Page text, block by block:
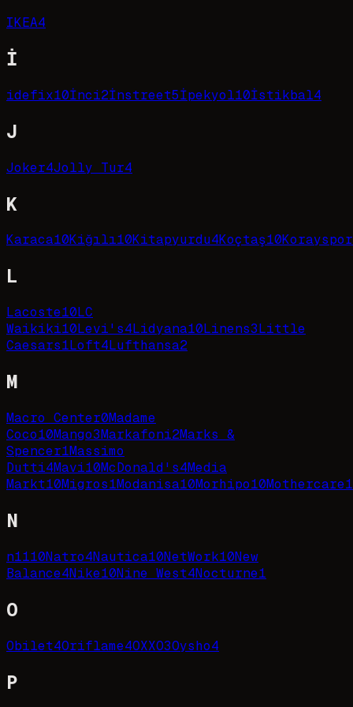
IKEA4
İ
idefix10İnci2İnstreet5İpekyol10İstikbal4
J
Joker4Jolly Tur4
K
Karaca10Kiğılı10Kitapyurdu4Koçtaş10Korayspor
L
Lacoste10LC
Waikiki10Levi's4Lidyana10Linens3Little
Caesars1Loft4Lufthansa2
M
Macro Center0Madame
Coco10Mango3Markafoni2Marks &
Spencer1Massimo
Dutti4Mavi10McDonald's4Media
Markt10Migros1Modanisa10Morhipo10Mothercare1
N
n1110Natro4Nautica10NetWork10New
Balance4Nike10Nine West4Nocturne1
O
Obilet4Oriflame4OXXO3Oysho4
P